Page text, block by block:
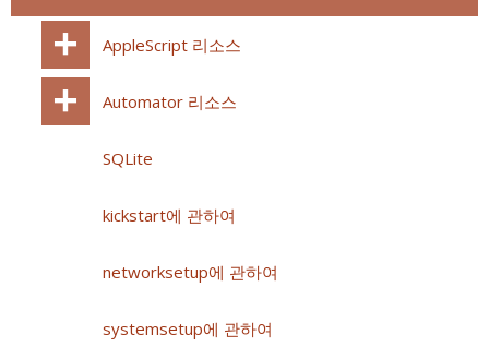
AppleScript 리소스
Automator 리소스
SQLite
kickstart에 관하여
networksetup에 관하여
systemsetup에 관하여